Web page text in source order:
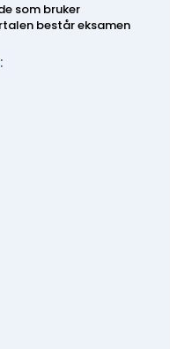
som bruker
består eksamen